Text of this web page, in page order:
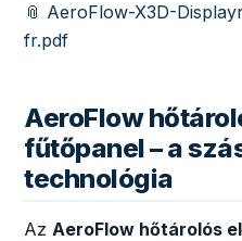
📎 AeroFlow-X3D-
fr.pdf
AeroFlow
fűtőpanel – a
technológia
Az AeroFlow hőtárolós